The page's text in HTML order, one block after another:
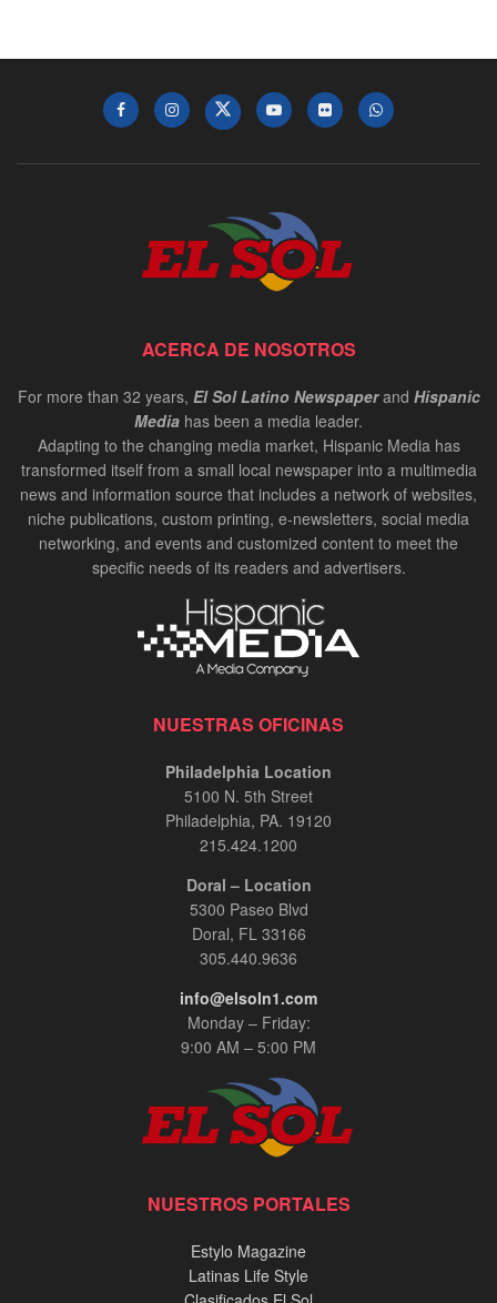
ACERCA DE NOSOTROS
For more than 32 years, El Sol Latino Newspaperand Hispanic
Media has been a media leader.
Adapting to the changing media market, Hispanic Media has
transformed itself from a small local newspaper into a multimedia
news and information source that includes a network of websites,
niche publications, custom printing, e-newsletters, social media
networking, and events and customized content to meet the
specific needs of its readers and advertisers.
NUESTRAS OFICINAS
Philadelphia Location
5100 N. 5th Street
Philadelphia, PA. 19120
215.424.1200
Doral – Location
5300 Paseo Blvd
Doral, FL 33166
305.440.9636
info@elsoln1.com
Monday – Friday:
9:00 AM – 5:00 PM
NUESTROS PORTALES
Estylo Magazine
Latinas Life Style